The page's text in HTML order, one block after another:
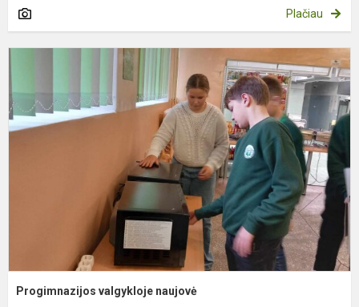
Plačiau
Progimnazijos valgykloje naujovė